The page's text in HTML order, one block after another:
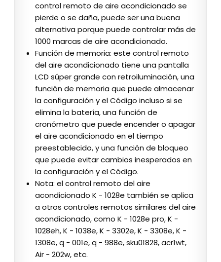
control remoto de aire acondicionado se
pierde o se daña, puede ser una buena
alternativa porque puede controlar más de
1000 marcas de aire acondicionado.
Función de memoria: este control remoto
del aire acondicionado tiene una pantalla
LCD súper grande con retroiluminación, una
función de memoria que puede almacenar
la configuración y el Código incluso si se
elimina la batería, una función de
cronómetro que puede encender o apagar
el aire acondicionado en el tiempo
preestablecido, y una función de bloqueo
que puede evitar cambios inesperados en
la configuración y el Código.
Nota: el control remoto del aire
acondicionado K - 1028e también se aplica
a otros controles remotos similares del aire
acondicionado, como K - 1028e pro, K -
1028eh, K - 1038e, K - 3302e, K - 3308e, K -
1308e, q - 001e, q - 988e, sku01828, acr1wt,
Air - 202w, etc.